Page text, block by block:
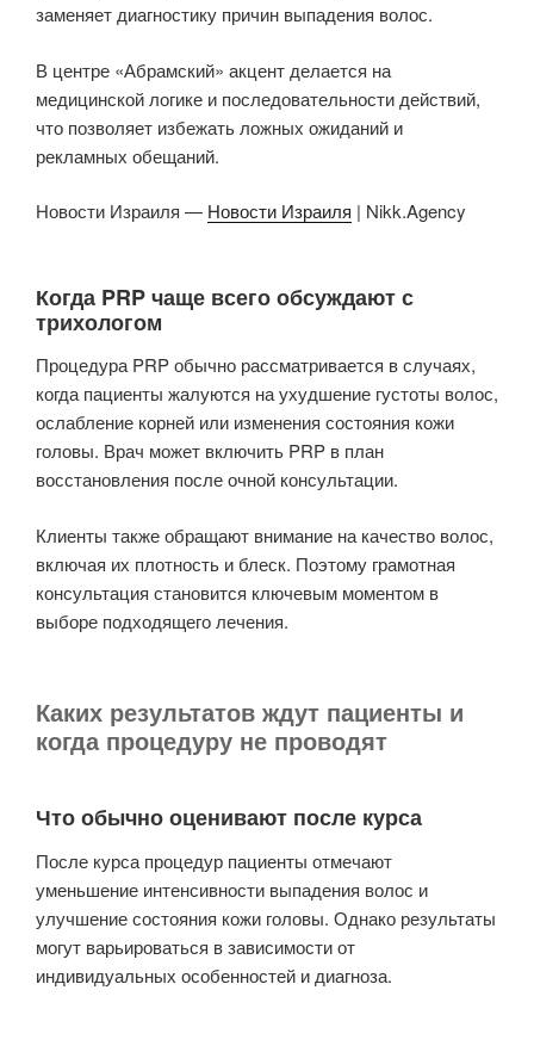
заменяет диагностику причин выпадения волос.
В центре «Абрамский» акцент делается на
медицинской логике и последовательности действий,
что позволяет избежать ложных ожиданий и
рекламных обещаний.
Новости Израиля — Новости Израиля | Nikk.Agency
Когда PRP чаще всего обсуждают с
трихологом
Процедура PRP обычно рассматривается в случаях,
когда пациенты жалуются на ухудшение густоты волос,
ослабление корней или изменения состояния кожи
головы. Врач может включить PRP в план
восстановления после очной консультации.
Клиенты также обращают внимание на качество волос,
включая их плотность и блеск. Поэтому грамотная
консультация становится ключевым моментом в
выборе подходящего лечения.
Каких результатов ждут пациенты и
когда процедуру не проводят
Что обычно оценивают после курса
После курса процедур пациенты отмечают
уменьшение интенсивности выпадения волос и
улучшение состояния кожи головы. Однако результаты
могут варьироваться в зависимости от
индивидуальных особенностей и диагноза.